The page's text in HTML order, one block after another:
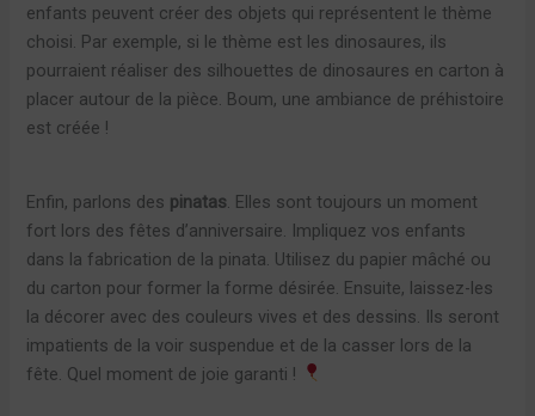
enfants peuvent créer des objets qui représentent le thème
choisi. Par exemple, si le thème est les dinosaures, ils
pourraient réaliser des silhouettes de dinosaures en carton à
placer autour de la pièce. Boum, une ambiance de préhistoire
est créée !
Enfin, parlons des pinatas . Elles sont toujours un moment
fort lors des fêtes d’anniversaire. Impliquez vos enfants
dans la fabrication de la pinata. Utilisez du papier mâché ou
du carton pour former la forme désirée. Ensuite, laissez-les
la décorer avec des couleurs vives et des dessins. Ils seront
impatients de la voir suspendue et de la casser lors de la
fête. Quel moment de joie garanti !